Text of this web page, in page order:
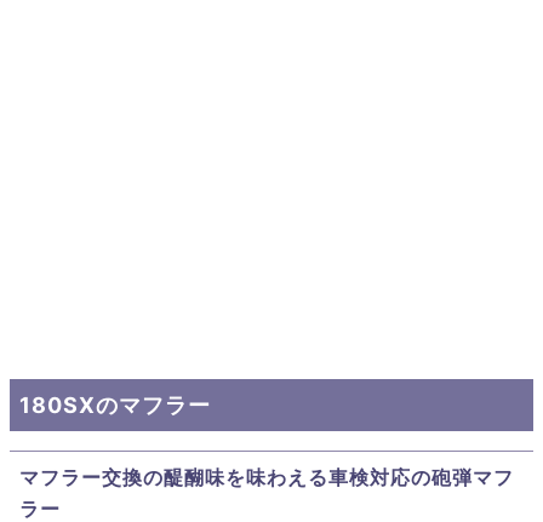
180SXのマフラー
マフラー交換の醍醐味を味わえる車検対応の砲弾マフ
ラー